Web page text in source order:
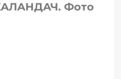
Фото